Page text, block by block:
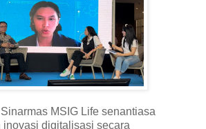
MSIG Life senantiasa
inovasi digitalisasi secara